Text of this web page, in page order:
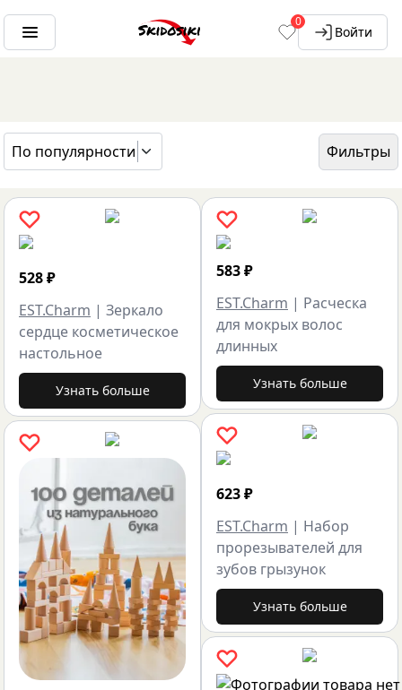
0
Войти
По популярности
Фильтры
ГЛАВНАЯ
БРЕНДЫ
528₽
EST.Charm | Зеркало
сердце косметическое
настольное
Узнать больше
583₽
EST.Charm | Расческа
для мокрых волос
длинных
Узнать больше
623₽
EST.Charm | Набор
прорезывателей для
зубов грызунок
Узнать больше